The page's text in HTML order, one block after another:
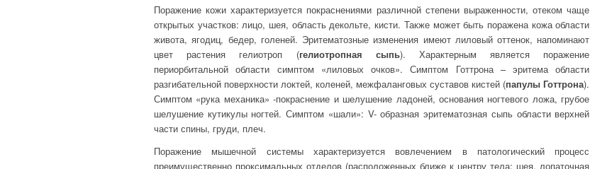
Поражение кожи характеризуется покраснениями различной степени выраженности, отеком чаще
открытых участков: лицо, шея, область декольте, кисти. Также может быть поражена кожа области
живота, ягодиц, бедер, голеней. Эритематозные изменения имеют лиловый оттенок, напоминают
цвет растения гелиотроп (гелиотропная сыпь). Характерным является поражение
периорбитальной области симптом «лиловых очков». Симптом Готтрона – эритема области
разгибательной поверхности локтей, коленей, межфаланговых суставов кистей (папулы Готтрона).
Симптом «рука механика» -покраснение и шелушение ладоней, основания ногтевого ложа, грубое
шелушение кутикулы ногтей. Симптом «шали»: V- образная эритематозная сыпь области верхней
части спины, груди, плеч.
Поражение мышечной системы характеризуется вовлечением в патологический процесс
преимущественно проксимальных отделов (расположенных ближе к центру тела: шея, лопаточная